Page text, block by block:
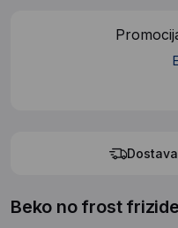
Beko no frost